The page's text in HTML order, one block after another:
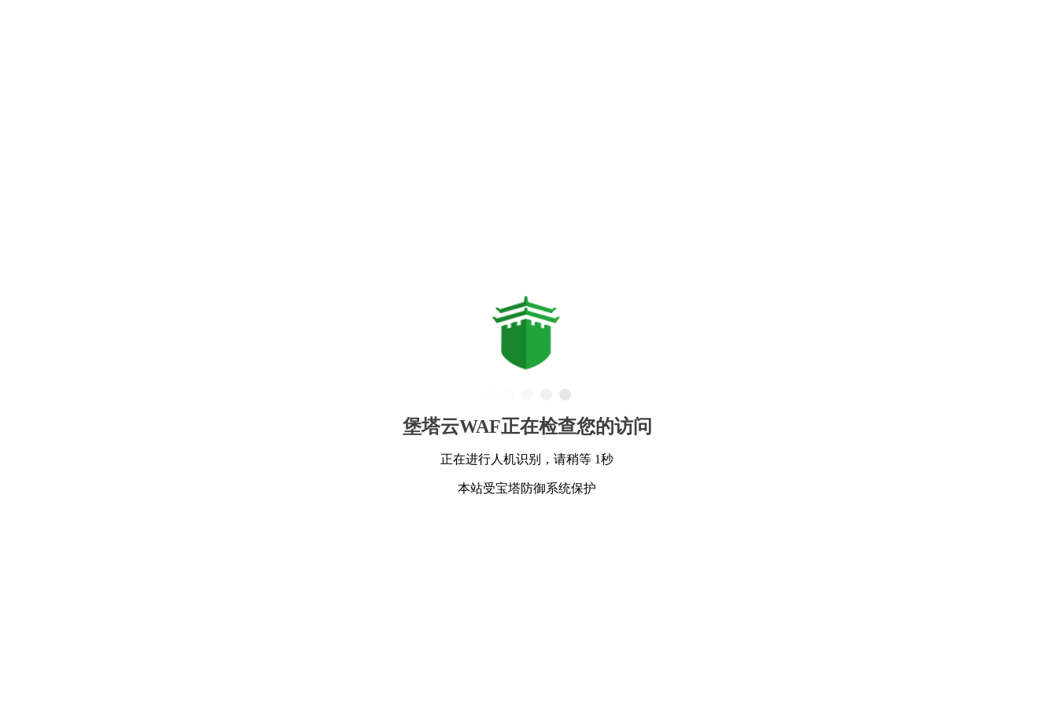
堡塔云WAF正在检查您的访问
正在进行人机识别，请稍等 1秒
本站受宝塔防御系统保护